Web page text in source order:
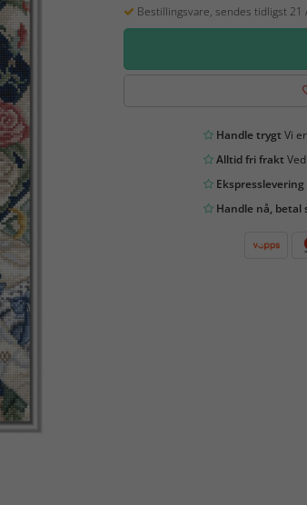
Bestillingsvare, sendes tidligst 21
Handle trygtVi
Alltid fri fraktVed
Ekspresslevering
Handle nå, betal